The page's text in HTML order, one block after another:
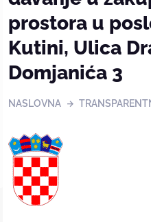
prostora u
Kutini, Ulica
Domjanića 3
NASLOVNA